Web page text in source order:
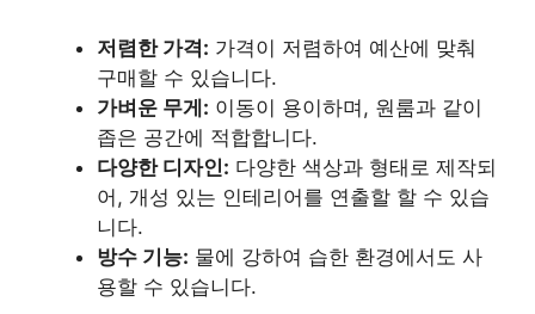
저렴한 가격: 가격이 저렴하여 예산에 맞춰
구매할 수 있습니다.
가벼운 무게: 이동이 용이하며, 원룸과 같이
좁은 공간에 적합합니다.
다양한 디자인: 다양한 색상과 형태로 제작되
어, 개성 있는 인테리어를 연출할 할 수 있습
니다.
방수 기능: 물에 강하여 습한 환경에서도 사
용할 수 있습니다.